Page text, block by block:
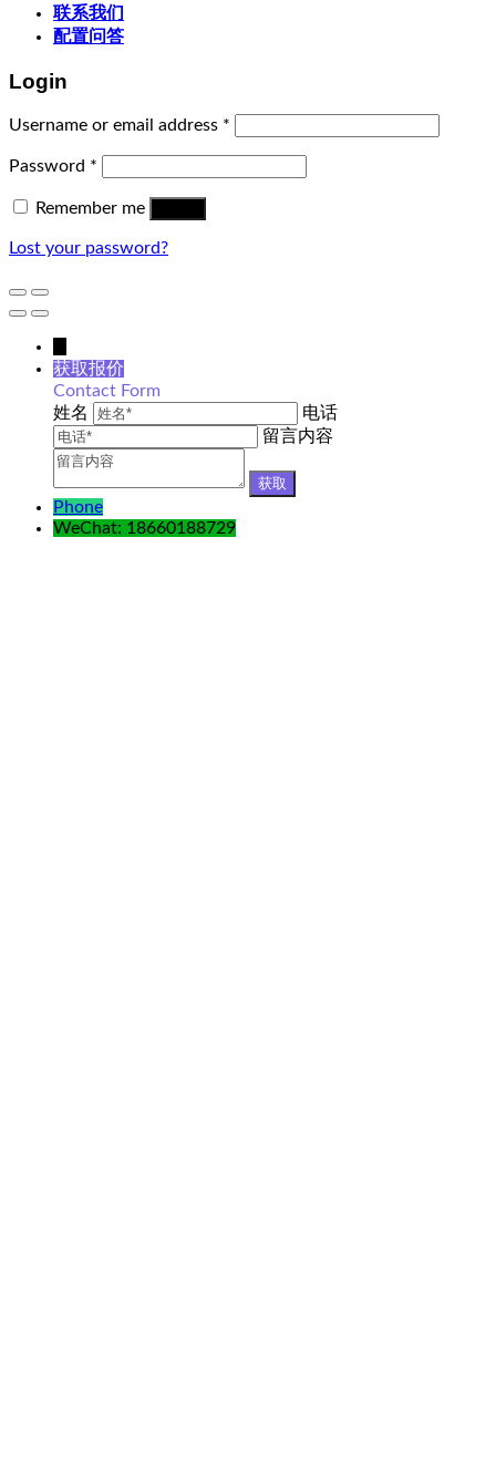
联系我们
配置问答
Login
Username or email address *
Password *
Remember me
Lost your password?
获取报价
Contact Form
姓名
电话
留言内容
Phone
WeChat: 18660188729